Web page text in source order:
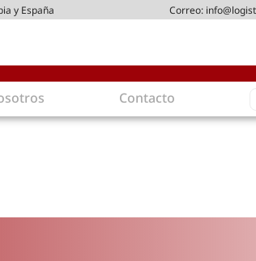
y España Correo:
Contacto